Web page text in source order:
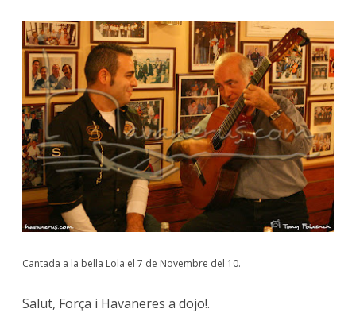
Cantada a la bella Lola el 7 de Novembre del 10.
Salut, Força i Havaneres a dojo!.